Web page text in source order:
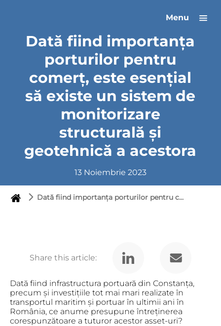
Menu
Dată fiind importanța
porturilor pentru
comerț, este esențial
să existe un sistem de
monitorizare
structurală și
geotehnică a acestora
13 Noiembrie 2023
Dată fiind importanța porturilor pentru comerț, este esențial să existe un sistem de monitorizare structurală și geotehnică a acestora
Share this article:
Dată fiind infrastructura portuară din Constanța,
precum și investițiile tot mai mari realizate în
transportul maritim și portuar în ultimii ani în
România, ce anume presupune întreținerea
corespunzătoare a tuturor acestor asset-uri?